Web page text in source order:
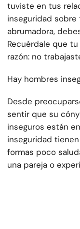
tuviste en tus
inseguridad
abrumadora,
Recuérdale que
razón: no
Hay hombres
Desde
sentir que su
inseguros están
inseguridad
formas poco
una pareja o